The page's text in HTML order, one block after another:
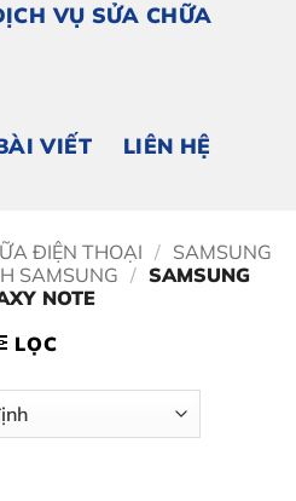
VỤ SỬA CHỮA
VIẾT LIÊN HỆ
ĐIỆN THOẠI / SAMSUNG
SAMSUNG / SAMSUNG
NOTE
LỌC